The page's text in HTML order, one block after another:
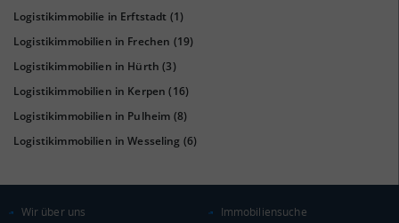
Euro pro Kopf
Kaufkraftindex
(Landkreis / Kreisfreie Stadt)
Logistikimmobilie in Erftstadt (1)
Logistikimmobilien in Frechen (19)
Logistikimmobilien in Hürth (3)
Logistikimmobilien in Kerpen (16)
Logistikimmobilien in Pulheim (8)
Logistikimmobilien in Wesseling (6)
Wir über uns
Immobiliensuche